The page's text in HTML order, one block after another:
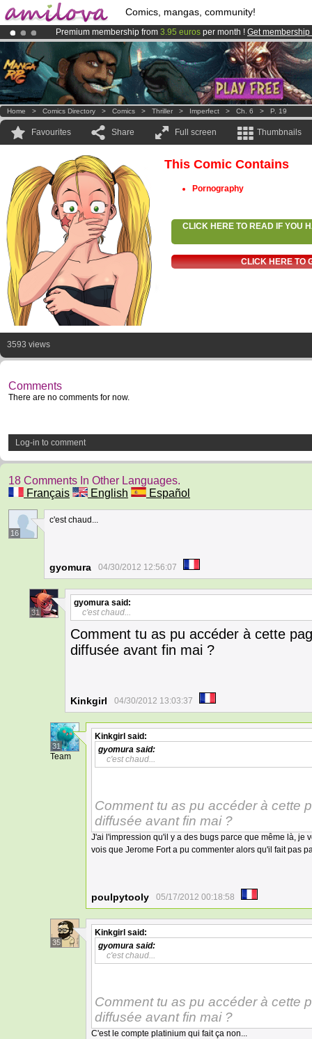
Comics, mangas, community!
Premium membership from 3.95 euros per month ! Get membership
Already 134393membersand 1208comics & mangas!.
AmilovaKickstarter is now LIVE!.
Home > Comics Directory > Comics > Thriller > Imperfect > Ch. 6 > P. 19
Favourites Share Full screen Thumbnails
This Comic Contains
Pornography
CLICK HERE TO READ IF YOU
CLICK HERE TO
3593 views
Comments
There are no comments for now.
Log-in to comment
18 Comments In Other Languages.
Français
English Español
16
c'est chaud...
gyomura 04/30/2012 12:56:07
31
gyomura said:
c'est chaud...
Comment tu as pu accéder à cette
diffusée avant fin mai ?
Kinkgirl 04/30/2012 13:03:37
31
Team
Kinkgirl said:
gyomura said:
c'est chaud...
Comment tu as pu accéder à cette
diffusée avant fin mai ?
J'ai l'impression qu'il y a des bugs parce que même là, je
vois que Jerome Fort a pu commenter alors qu'il fait pas
poulpytooly 05/17/2012 00:18:58
35
Kinkgirl said:
gyomura said:
c'est chaud...
Comment tu as pu accéder à cette
diffusée avant fin mai ?
C'est le compte platinium qui fait ça non...